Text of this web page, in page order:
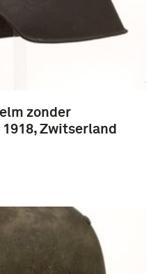
(1913-1939) (8)
zonder
Zwitserland